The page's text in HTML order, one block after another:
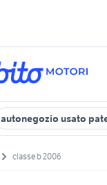
autonegozio usato
classe b 2006